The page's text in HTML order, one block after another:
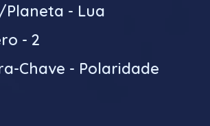
Planeta - Lua
- 2
Chave - Polaridade